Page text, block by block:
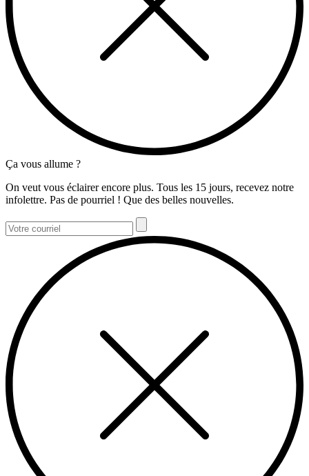
Ça vous allume ?
On veut vous éclairer encore plus. Tous les 15 jours, recevez notre
infolettre. Pas de pourriel ! Que des belles nouvelles.